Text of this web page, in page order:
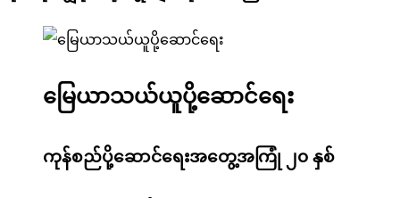
မြေယာသယ်ယူပို့ဆောင်ရေး
ကုန်စည်ပို့ဆောင်ရေးအတွေ့အကြုံ ၂၀ နှစ်